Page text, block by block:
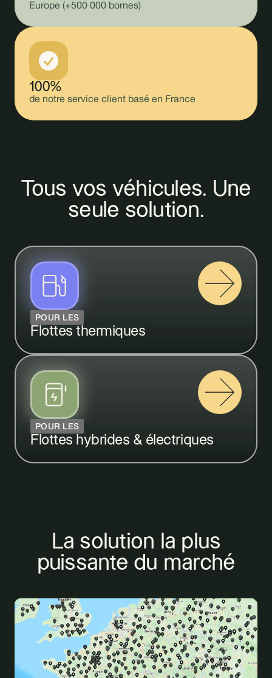
Europe (+500 000 bornes)
100%
de notre service client basé en France
Tous vos véhicules. Une
seule solution.
POUR LES
Flottes thermiques
POUR LES
Flottes hybrides & électriques
La solution la plus
puissante du marché